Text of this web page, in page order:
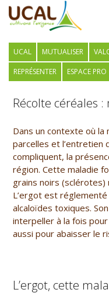
UCAL MUTUALISER
REPRÉSENTER
ESPACE PRO
Récolte céréales
Dans un contexte où la
parcelles et l’entretien
compliquent, la
région. Cette maladie
grains noirs (sclérotes)
L’ergot est
alcaloïdes toxiques.
interpeller à la fois
aussi pour abaisser le
L’ergot, cette